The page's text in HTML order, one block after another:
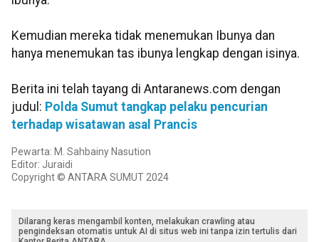
Kemudian mereka tidak menemukan Ibunya dan
hanya menemukan tas ibunya lengkap dengan isinya.
Berita ini telah tayang di Antaranews.com dengan
judul: Polda Sumut tangkap pelaku pencurian
terhadap wisatawan asal Prancis
Pewarta: M. Sahbainy Nasution
Editor: Juraidi
Copyright © ANTARA SUMUT 2024
Dilarang keras mengambil konten, melakukan crawling atau
pengindeksan otomatis untuk AI di situs web ini tanpa izin tertulis dari